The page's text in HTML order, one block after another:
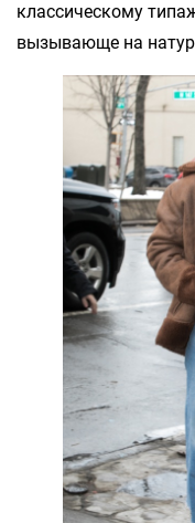
классическому
вызывающе на